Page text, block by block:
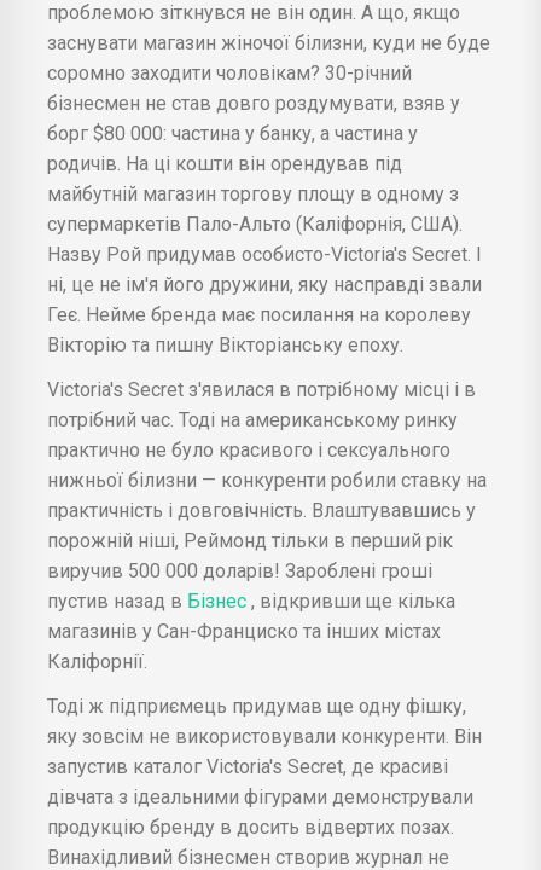
проблемою зіткнувся не він один. А що, якщо
заснувати магазин жіночої білизни, куди не буде
соромно заходити чоловікам? 30-річний
бізнесмен не став довго роздумувати, взяв у
борг $80 000: частина у банку, а частина у
родичів. На ці кошти він орендував під
майбутній магазин торгову площу в одному з
супермаркетів Пало-Альто (Каліфорнія, США).
Назву Рой придумав особисто-Victoria's Secret. І
ні, це не ім'я його дружини, яку насправді звали
Геє. Нейме бренда має посилання на королеву
Вікторію та пишну Вікторіанську епоху.
Victoria's Secret з'явилася в потрібному місці і в
потрібний час. Тоді на американському ринку
практично не було красивого і сексуального
нижньої білизни — конкуренти робили ставку на
практичність і довговічність. Влаштувавшись у
порожній ніші, Реймонд тільки в перший рік
виручив 500 000 доларів! Зароблені гроші
пустив назад в Бізнес , відкривши ще кілька
магазинів у Сан-Франциско та інших містах
Каліфорнії.
Тоді ж підприємець придумав ще одну фішку,
яку зовсім не використовували конкуренти. Він
запустив каталог Victoria's Secret, де красиві
дівчата з ідеальними фігурами демонстрували
продукцію бренду в досить відвертих позах.
Винахідливий бізнесмен створив журнал не